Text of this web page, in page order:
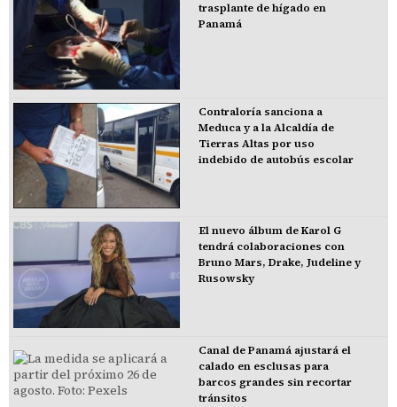
trasplante de hígado en
Panamá
Contraloría sanciona a
Meduca y a la Alcaldía de
Tierras Altas por uso
indebido de autobús escolar
El nuevo álbum de Karol G
tendrá colaboraciones con
Bruno Mars, Drake, Judeline y
Rusowsky
Canal de Panamá ajustará el
calado en esclusas para
barcos grandes sin recortar
tránsitos